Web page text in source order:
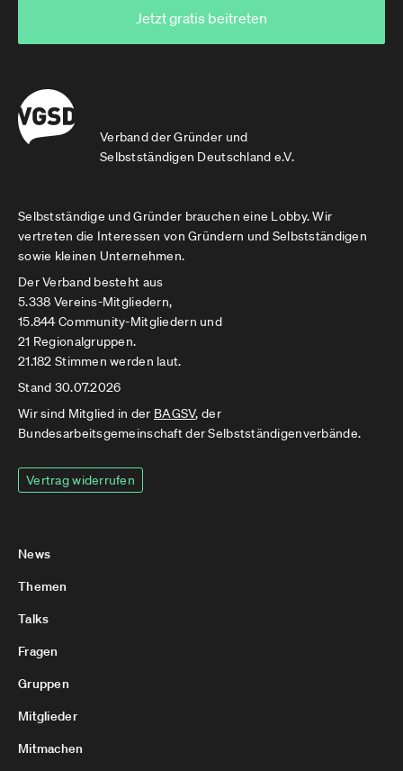
Verband der Gründer und
Selbstständigen Deutschland e.V.
Jetzt gratis beitreten
Selbstständige und Gründer brauchen eine Lobby. Wir
vertreten die Interessen von Gründern und Selbstständigen
sowie kleinen Unternehmen.
Der Verband besteht aus
5.338 Vereins-Mitgliedern,
15.844 Community-Mitgliedern und
21 Regionalgruppen.
21.182 Stimmen werden laut.
Stand 30.07.2026
Wir sind Mitglied in der BAGSV, der
Bundesarbeitsgemeinschaft der Selbstständigenverbände.
Vertrag widerrufen
News
Themen
Talks
Fragen
Gruppen
Mitglieder
Mitmachen